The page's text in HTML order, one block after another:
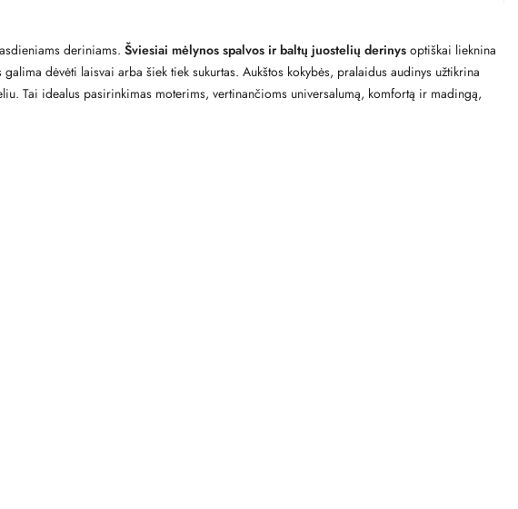
deriniams. Šviesiai mėlynos spalvos ir baltų juostelių derinys optiškai lieknina
dėvėti laisvai arba šiek tiek sukurtas. Aukštos kokybės, pralaidus audinys užtikrina
Tai idealus pasirinkimas moterims, vertinančioms universalumą, komfortą ir madingą,